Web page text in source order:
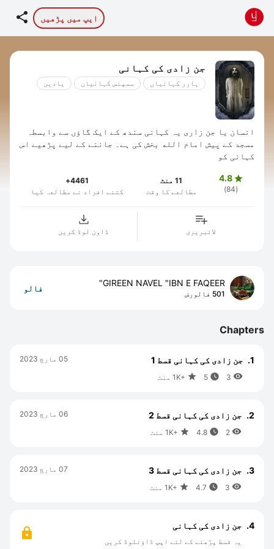
ایپ میں پڑھیں 
جن زادی کی کہانی
ہارر کہانیاں سسپنس کہانیاں یادیں
انسان یا جن زاری یہ کہانی سندھ کے ایک گاؤں سے وابسطہ
مسجد کے پیش امام الله بخش کی ہے۔ جاننے کے لیے پڑھیے اس
کہانی کو

4.8
(84)
11 منٹ
مطالعے کا وقت
4461+
کتنے افراد نے مطالعہ کیا
لائبریری ڈاون لوڈ کریں
GIREEN NAVEL "IBN E FAQEER"
501 فالورض
فالو
Chapters
1. جن زادی کی کہانی قسط 1

 5  3 منٹ
05 مارچ 2023
2. جن زادی کی کہانی قسط 2

 4.8  2 منٹ
06 مارچ 2023
3. جن زادی کی کہانی قسط 3

 4.7  3 منٹ
07 مارچ 2023
4. جن زادی کی کہانی
یہ قسط پڑھنے کے لئے اپپ ڈاؤنلوڈ کریں